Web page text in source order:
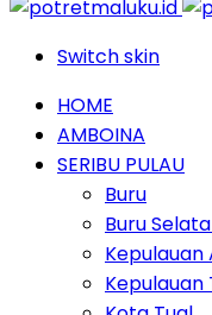
Switch skin
HOME
AMBOINA
SERIBU PULAU
Buru
Buru
Kepulauan